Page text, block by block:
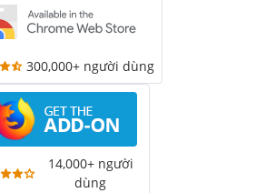
300,000+ người dùng
14,000+ người
dùng